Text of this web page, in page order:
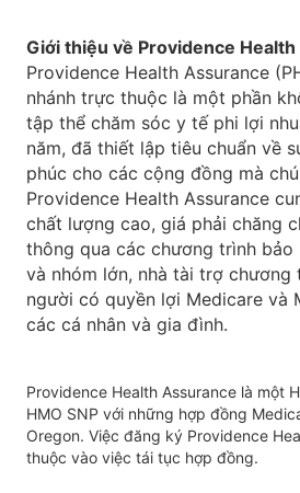
Giới thiệu về Providence
Providence Health Assurance
nhánh trực thuộc là một phần
tập thể chăm sóc y tế phi lợi
năm, đã thiết lập tiêu chuẩn về
phúc cho các cộng đồng mà
Providence Health Assurance
chất lượng cao, giá phải chăng
thông qua các chương trình bảo
và nhóm lớn, nhà tài trợ chương
người có quyền lợi Medicare và
các cá nhân và gia đình.
Providence Health Assurance là một
HMO SNP với những hợp đồng
Oregon. Việc đăng ký Providence
thuộc vào việc tái tục hợp đồng.